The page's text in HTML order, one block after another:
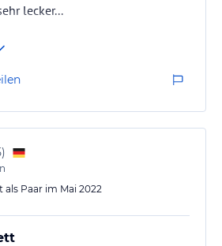
lecker...
)
als Paar im Mai 2022